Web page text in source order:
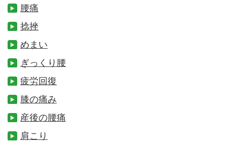
腰痛
捻挫
めまい
ぎっくり腰
疲労回復
膝の痛み
産後の腰痛
肩こり